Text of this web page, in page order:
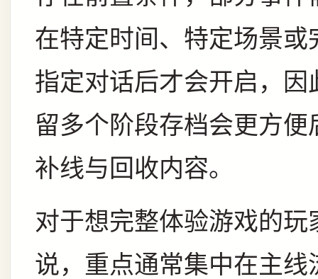
在特定时间、特定场景或
指定对话后才会开启，因
留多个阶段存档会更方便
补线与回收内容。
对于想完整体验游戏的玩
说，重点通常集中在主线